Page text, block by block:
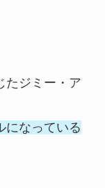
たジミー・ア
になっている